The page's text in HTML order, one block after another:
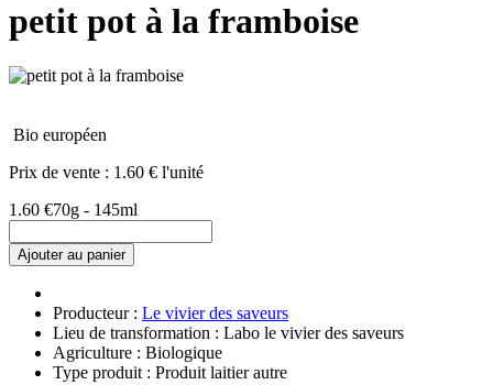
petit pot à la framboise
Bio européen
Prix de vente : 1.60 € l'unité
1.60 €70g - 145ml
Ajouter au panier
Producteur : Le vivier des saveurs
Lieu de transformation : Labo le vivier des saveurs
Agriculture : Biologique
Type produit : Produit laitier autre